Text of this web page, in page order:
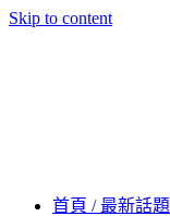
Skip to content
首頁 / 最新話題